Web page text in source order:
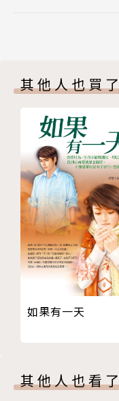
12 傷感篇
14 克羅雷小姐家居
15 莉貝卡的夫君
16 針墊留言
17 杜賓上尉買鋼琴
18 佳人彈琴
19 克羅雷小姐養病
20 杜賓上尉當月
21 父子反目
22 婚禮及蜜月
23 杜賓上尉出馬
24 奧斯彭先生取
27 愛咪麗亞加入軍
28 愛咪麗亞進入尼
其他人也買
如果有一天
其他人也看